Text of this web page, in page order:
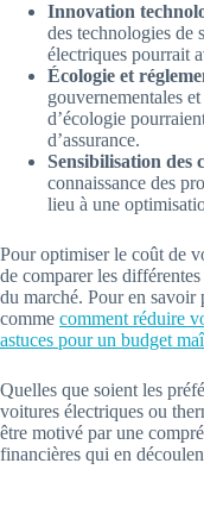
Innovation
des technologies de
électriques pourrait
Écologie et
gouvernementales
d’écologie
d’assurance.
Sensibilisation des
connaissance des
lieu à une
Pour optimiser le coût de
de comparer les
du marché. Pour en savoir
comme comment réduire
astuces pour un budget
Quelles que soient les
voitures électriques ou
être motivé par une
financières qui en